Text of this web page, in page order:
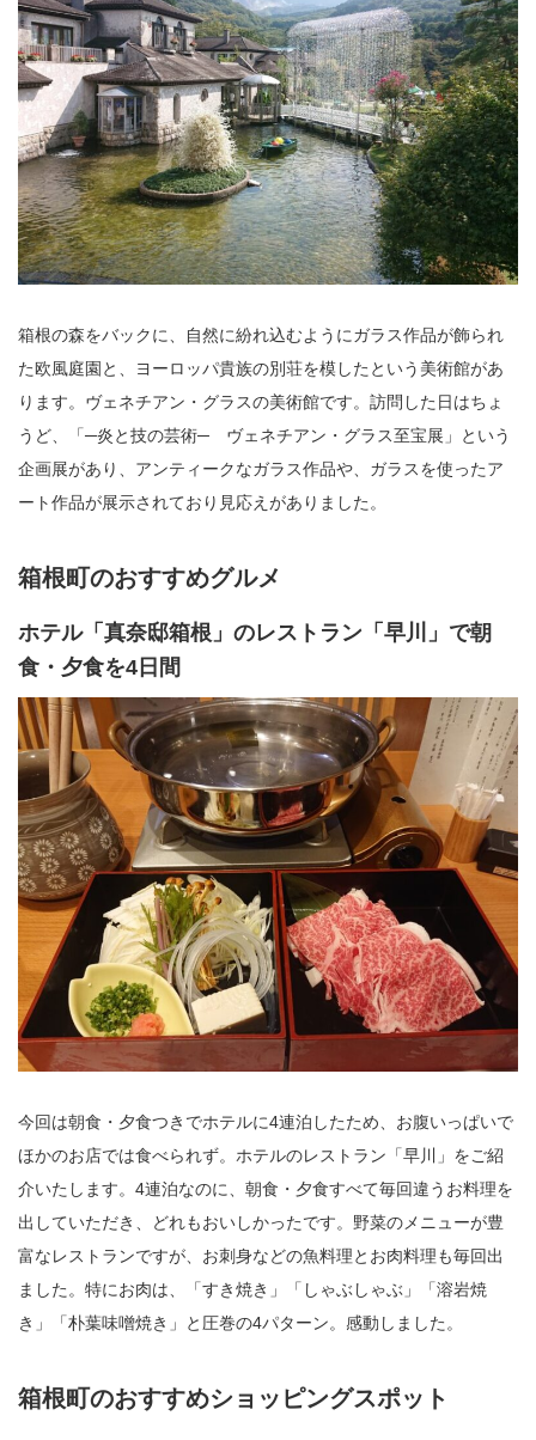
箱根の森をバックに、自然に紛れ込むようにガラス作品が飾られ
た欧風庭園と、ヨーロッパ貴族の別荘を模したという美術館があ
ります。ヴェネチアン・グラスの美術館です。訪問した日はちょ
うど、「─炎と技の芸術─ ヴェネチアン・グラス至宝展」という
企画展があり、アンティークなガラス作品や、ガラスを使ったア
ート作品が展示されており見応えがありました。
箱根町のおすすめグルメ
ホテル「真奈邸箱根」のレストラン「早川」で朝
食・夕食を4日間
今回は朝食・夕食つきでホテルに4連泊したため、お腹いっぱいで
ほかのお店では食べられず。ホテルのレストラン「早川」をご紹
介いたします。4連泊なのに、朝食・夕食すべて毎回違うお料理を
出していただき、どれもおいしかったです。野菜のメニューが豊
富なレストランですが、お刺身などの魚料理とお肉料理も毎回出
ました。特にお肉は、「すき焼き」「しゃぶしゃぶ」「溶岩焼
き」「朴葉味噌焼き」と圧巻の4パターン。感動しました。
箱根町のおすすめショッピングスポット